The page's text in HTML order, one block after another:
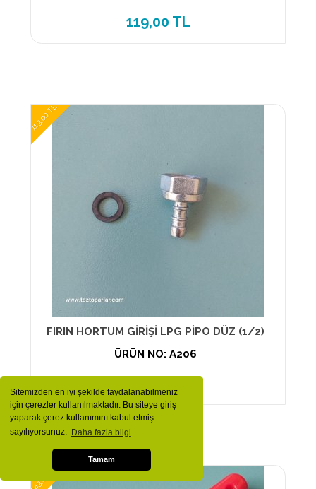
Sitemizden en iyi şekilde faydalanabilmeniz
için çerezler kullanılmaktadır. Bu siteye giriş
yaparak çerez kullanımını kabul etmiş
sayılıyorsunuz. Daha fazla bilgi
Tamam
119,00 TL
119,00 TL
FIRIN HORTUM GİRİŞİ LPG PİPO DÜZ (1/2)
ÜRÜN NO: A206
149,00 TL